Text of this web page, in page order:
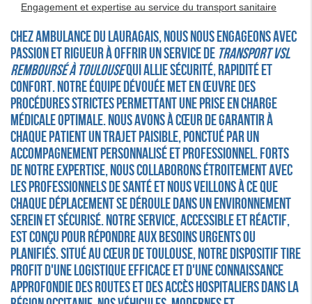
Engagement et expertise au service du transport sanitaire
Chez AMBULANCE DU LAURAGAIS, nous nous engageons avec
passion et rigueur à offrir un service de transport VSL
remboursé à Toulousequi allie sécurité, rapidité et
confort. Notre équipe dévouée met en œuvre des
procédures strictes permettant une prise en charge
médicale optimale. Nous avons à cœur de garantir à
chaque patient un trajet paisible, ponctué par un
accompagnement personnalisé et professionnel. Forts
de notre expertise, nous collaborons étroitement avec
les professionnels de santé et nous veillons à ce que
chaque déplacement se déroule dans un environnement
serein et sécurisé. Notre service, accessible et réactif,
est conçu pour répondre aux besoins urgents ou
planifiés. Situé au cœur de Toulouse, notre dispositif tire
profit d'une logistique efficace et d'une connaissance
approfondie des routes et des accès hospitaliers dans la